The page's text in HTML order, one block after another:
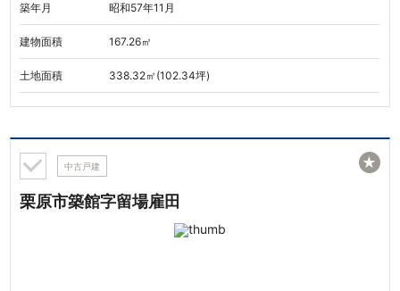
築年月 昭和57年11月
建物面積 167.26㎡
土地面積 338.32㎡(102.34坪)
中古戸建
栗原市築館字留場雇田
★